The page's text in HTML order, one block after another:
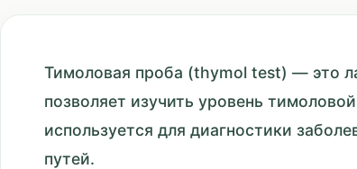
Тимоловая проба (thymol test) — это
позволяет изучить уровень
используется для диагностики
путей.